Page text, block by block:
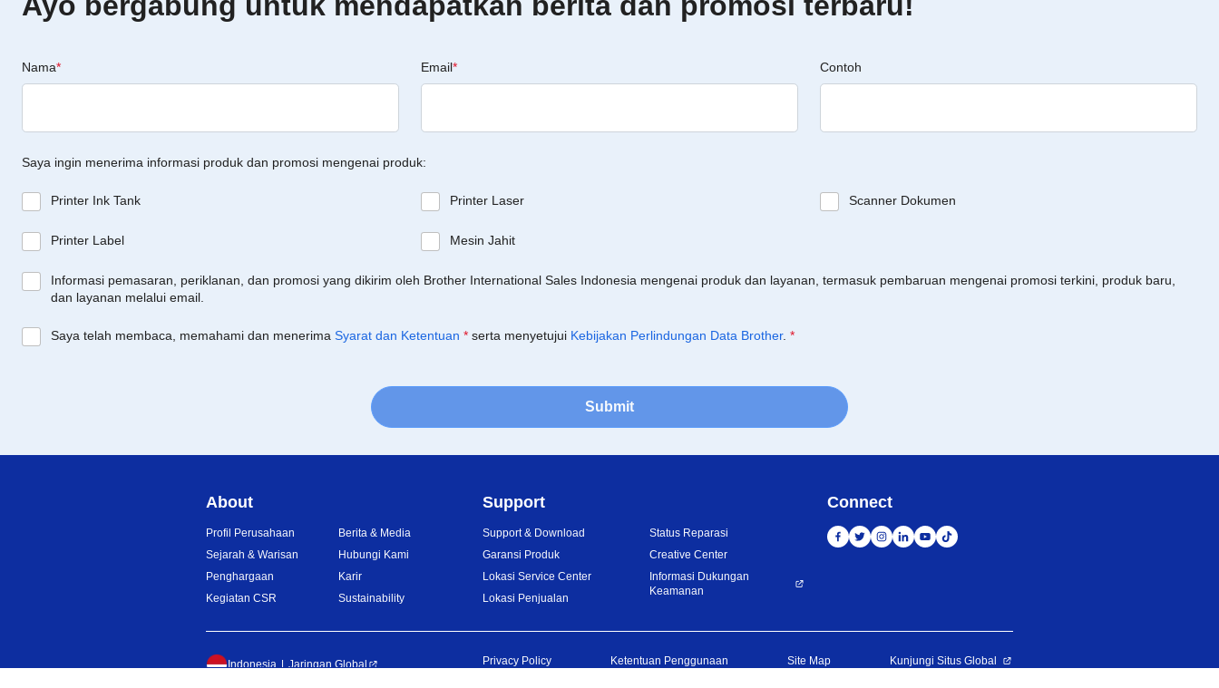
Nama* Email* Contoh
Saya ingin menerima informasi produk dan promosi mengenai produk:
Printer Ink Tank Printer Laser Scanner Dokumen
Printer Label Mesin Jahit
Informasi pemasaran, periklanan, dan promosi yang dikirim oleh Brother International Sales Indonesia mengenai produk dan layanan, termasuk pembaruan mengenai promosi terkini, produk baru,
dan layanan melalui email.
Saya telah membaca, memahami dan menerima Syarat dan Ketentuan * serta menyetujui Kebijakan Perlindungan Data Brother. *
Submit
About
Profil Perusahaan
Sejarah & Warisan
Penghargaan
Kegiatan CSR
Berita & Media
Hubungi Kami
Karir
Sustainability
Support
Support & Download
Garansi Produk
Lokasi Service Center
Lokasi Penjualan
Status Reparasi
Creative Center
Informasi Dukungan
Keamanan
Connect
Indonesia Jaringan Global Privacy Policy Ketentuan Penggunaan Site Map Kunjungi Situs Global